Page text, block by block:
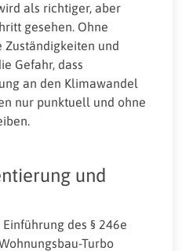
als richtiger, aber
gesehen. Ohne
Zuständigkeiten und
Gefahr, dass
an den Klimawandel
nur punktuell und ohne
und
des § 246e
Turbo